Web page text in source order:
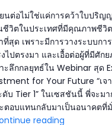
เปลี่ยน
ชีวิต
สู่
ยุโรป
นต่อไม่ใช่แค่การคว้าใบปริ
ชีวิตในประเทศที่มีคุณภาพชี
สุด เพราะมีการวางระบบกา
ไปตรงมา และเอื้อต่อผู้ที่มีศัก
ะลึกกลยุทธ์ใน Webinar สุด
for Your Future “เจ
บ Tier 1” ในเซสชันนี้ พี่จะม
ตอบแทนกลับมาเป็นอนาคตที่
reading